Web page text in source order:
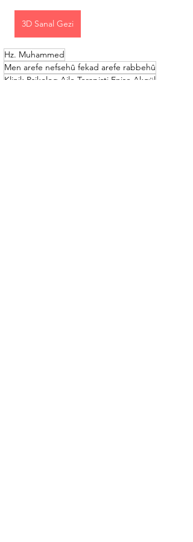
3D Sanal Gezi
Hz. Muhammed
Men arefe nefsehû fekad arefe rabbehû
Klinik Psikolog Aile Terapisti Enise Akgül